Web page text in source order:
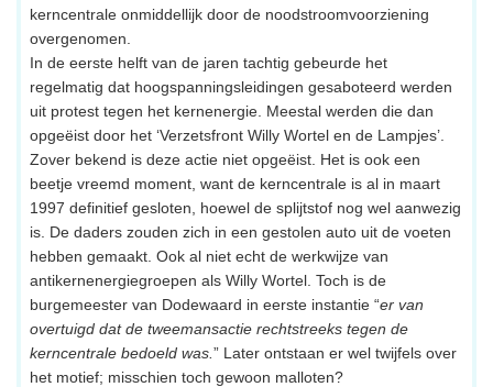
kerncentrale onmiddellijk door de noodstroomvoorziening
overgenomen.
In de eerste helft van de jaren tachtig gebeurde het
regelmatig dat hoogspanningsleidingen gesaboteerd werden
uit protest tegen het kernenergie. Meestal werden die dan
opgeëist door het ‘Verzetsfront Willy Wortel en de Lampjes’.
Zover bekend is deze actie niet opgeëist. Het is ook een
beetje vreemd moment, want de kerncentrale is al in maart
1997 definitief gesloten, hoewel de splijtstof nog wel aanwezig
is. De daders zouden zich in een gestolen auto uit de voeten
hebben gemaakt. Ook al niet echt de werkwijze van
antikernenergiegroepen als Willy Wortel. Toch is de
burgemeester van Dodewaard in eerste instantie “er van
overtuigd dat de tweemansactie rechtstreeks tegen de
kerncentrale bedoeld was. ” Later ontstaan er wel twijfels over
het motief; misschien toch gewoon malloten?